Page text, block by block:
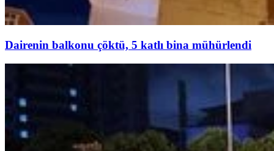
Dairenin balkonu çöktü, 5 katlı bina mühürlendi